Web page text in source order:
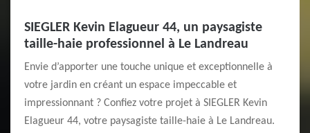
SIEGLER Kevin Elagueur 44, un paysagiste
taille-haie professionnel à Le Landreau
Envie d’apporter une touche unique et exceptionnelle à
votre jardin en créant un espace impeccable et
impressionnant ? Confiez votre projet à SIEGLER Kevin
Elagueur 44, votre paysagiste taille-haie à Le Landreau.